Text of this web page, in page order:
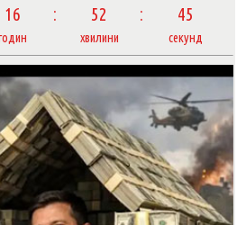
16 52 46